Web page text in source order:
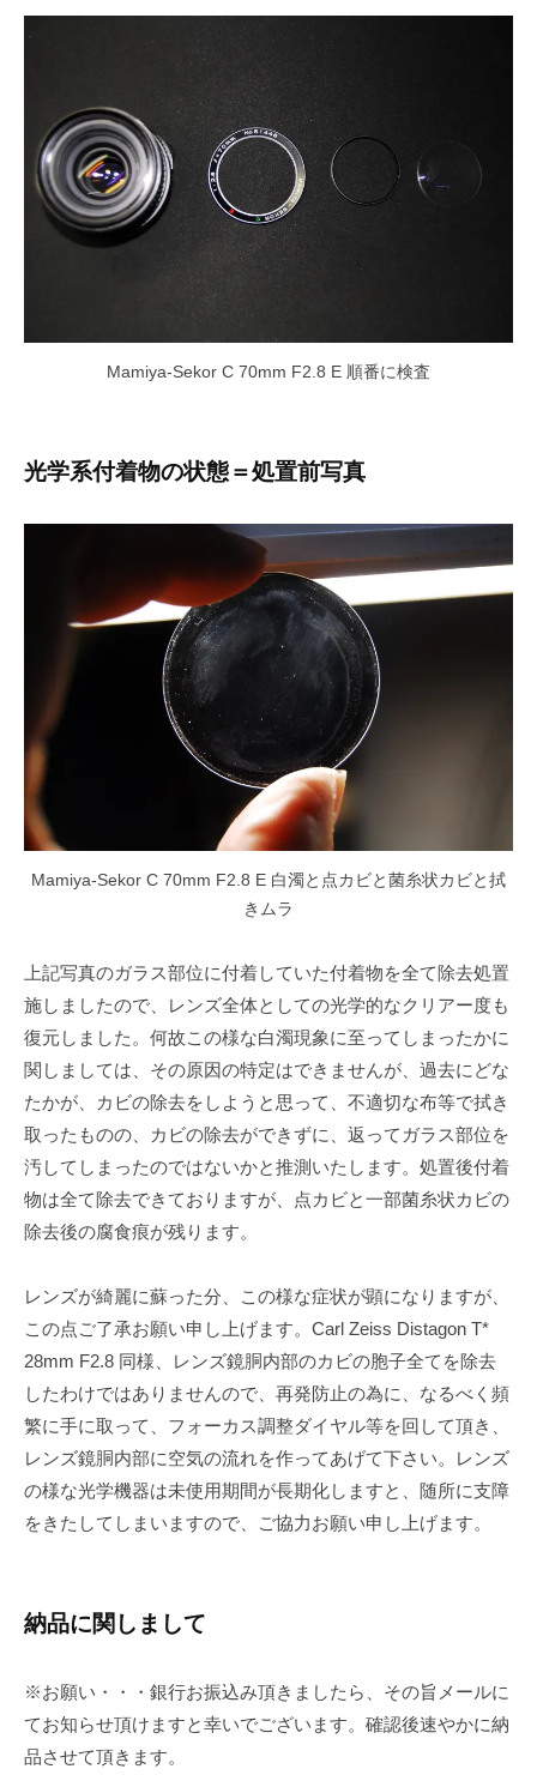
Mamiya-Sekor C 70mm F2.8 E 順番に検査
光学系付着物の状態＝処置前写真
Mamiya-Sekor C 70mm F2.8 E 白濁と点カビと菌糸状カビと拭
きムラ
上記写真のガラス部位に付着していた付着物を全て除去処置
施しましたので、レンズ全体としての光学的なクリアー度も
復元しました。何故この様な白濁現象に至ってしまったかに
関しましては、その原因の特定はできませんが、過去にどな
たかが、カビの除去をしようと思って、不適切な布等で拭き
取ったものの、カビの除去ができずに、返ってガラス部位を
汚してしまったのではないかと推測いたします。処置後付着
物は全て除去できておりますが、点カビと一部菌糸状カビの
除去後の腐食痕が残ります。
レンズが綺麗に蘇った分、この様な症状が顕になりますが、
この点ご了承お願い申し上げます。Carl Zeiss Distagon T*
28mm F2.8 同様、レンズ鏡胴内部のカビの胞子全てを除去
したわけではありませんので、再発防止の為に、なるべく頻
繁に手に取って、フォーカス調整ダイヤル等を回して頂き、
レンズ鏡胴内部に空気の流れを作ってあげて下さい。レンズ
の様な光学機器は未使用期間が長期化しますと、随所に支障
をきたしてしまいますので、ご協力お願い申し上げます。
納品に関しまして
※お願い・・・銀行お振込み頂きましたら、その旨メールに
てお知らせ頂けますと幸いでございます。確認後速やかに納
品させて頂きます。